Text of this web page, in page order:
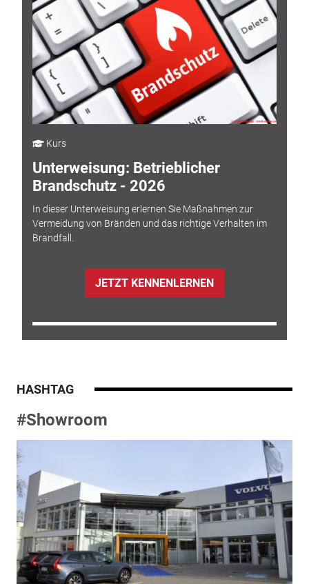
Kurs
Unterweisung: Betrieblicher
Brandschutz - 2026
In dieser Unterweisung erlernen Sie Maßnahmen zur
Vermeidung von Bränden und das richtige Verhalten im
Brandfall.
JETZT KENNENLERNEN
HASHTAG
#Showroom